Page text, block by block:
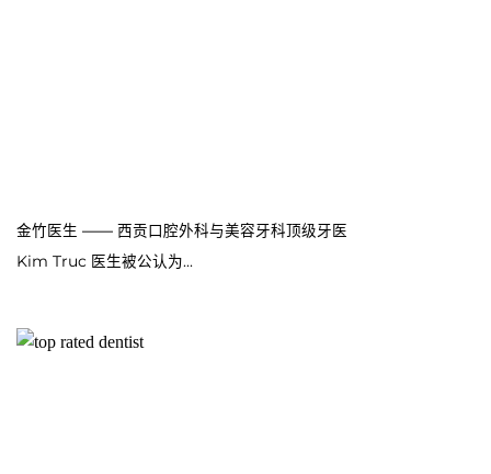
金竹医生 —— 西贡口腔外科与美容牙科顶级牙医
Kim Truc 医生被公认为...